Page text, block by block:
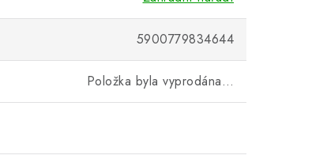
5900779834644
Položka byla vyprodána…